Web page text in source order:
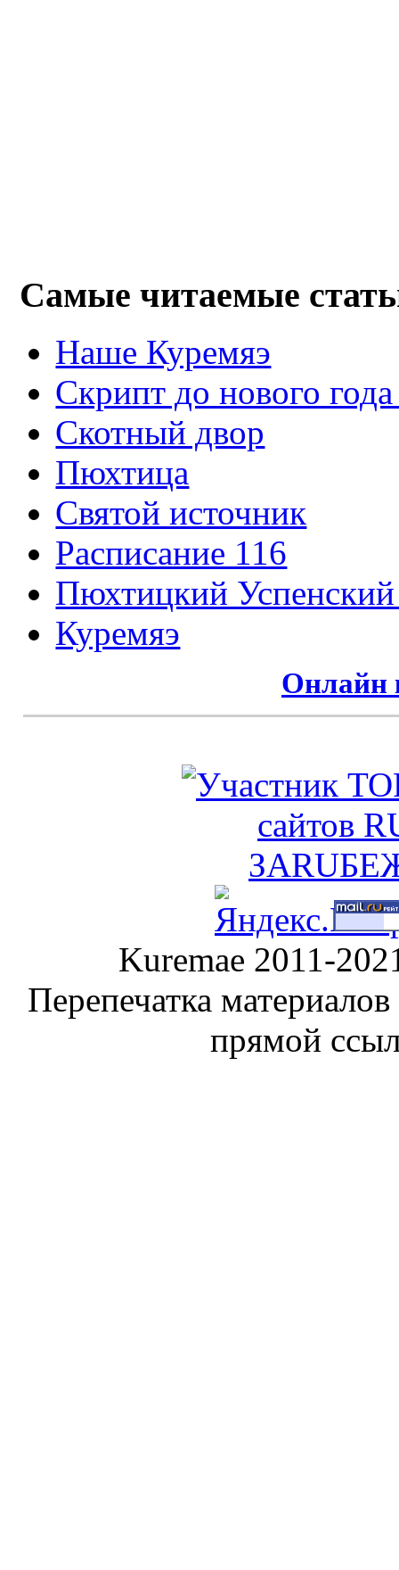
Самые читаемые
Наше Куремяэ
Скрипт до нового года
Cкотный двор
Пюхтица
Святой источник
Расписание 116
Пюхтицкий
Куремяэ
Онлайн
Kuremae 2011-
Перепечатка
прямой